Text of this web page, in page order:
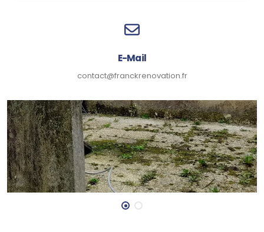
E-Mail
contact@franckrenovation.fr